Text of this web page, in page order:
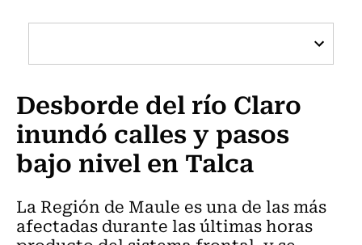
Cultura
Programas Radio y TV Usach
Desborde del río Claro
inundó calles y pasos
bajo nivel en Talca
La Región de Maule es una de las más
afectadas durante las últimas horas